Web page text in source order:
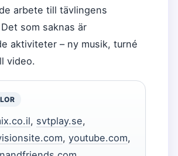
arbete till tävlingens
som saknas är
aktiviteter – ny musik, turné
video.
, svtplay.se,
, youtube.com,